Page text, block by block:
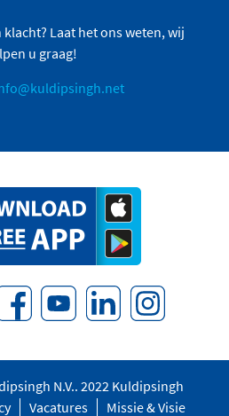
Laat het ons weten, wij
u graag!
N.V.. 2022 Kuldipsingh
Vacatures Missie & Visie